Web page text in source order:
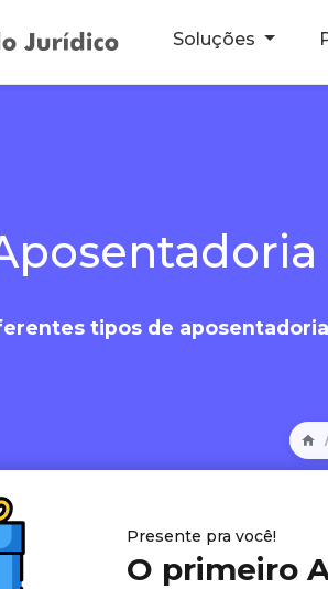
Soluções
tipos de
Presente pra você!
O primeiro